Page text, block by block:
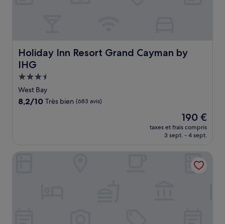
Holiday Inn Resort Grand Cayman by
IHG
Holiday Inn Resort Grand Cayman by IHG
Hébergement
3.5 étoiles
West Bay
8.2
8,2/10 Très bien (683 avis)
Le
nouveau
prix
de
190 €
190 €
taxes et frais compris
3 sept. - 4 sept.